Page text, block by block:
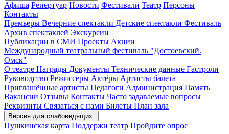
Афиша Репертуар Новости Фестивали Театр Персоны
Контакты
Премьеры Вечерние спектакли Детские спектакли Фестиваль
Архив спектаклей Экскурсии
Публикации в СМИ Проекты Акции
Международный театральный фестиваль "Достоевский.
Омск"
О театре Награды Документы Технические данные Гастроли
Руководство Режиссеры Актёры Артисты балета
Приглашённые артисты Педагоги Администрация Память
Вакансии Отзывы Контакты Часто задаваемые вопросы
Реквизиты Связаться с нами Билеты План зала
Версия для слабовидящих
Пушкинская карта Поддержи театр Пройдите опрос